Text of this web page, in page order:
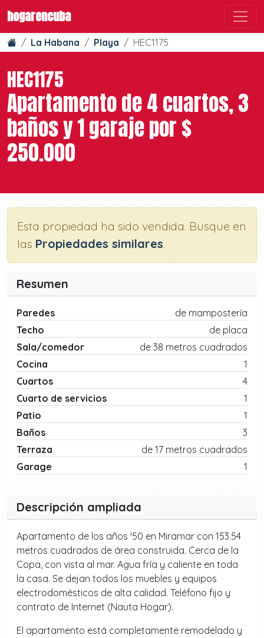
hogarencuba
La Habana Playa HEC1175
HEC1175
Apartamento de 4 cuartos, 3
baños y 1 garaje por $
250.000
Esta propiedad ha sido vendida. Busque en
las Propiedades similares.
Resumen
Paredes
de mampostería
Techo
de placa
Sala/comedor
de 38 metros cuadrados
Cocina
1
Cuartos
4
Cuarto de servicios
1
Patio
1
Baños
3
Terraza
de 17 metros cuadrados
Garage
1
Descripción ampliada
Apartamento de los años '50 en Miramar con 153.54
metros cuadrados de área construida. Cerca de la
Copa, con vista al mar. Agua fría y caliente en toda
la casa. Se dejan todos los muebles y equipos
electrodomésticos de alta calidad. Teléfono fijo y
contrato de Internet (Nauta Hogar).
El apartamento está completamente remodelado y